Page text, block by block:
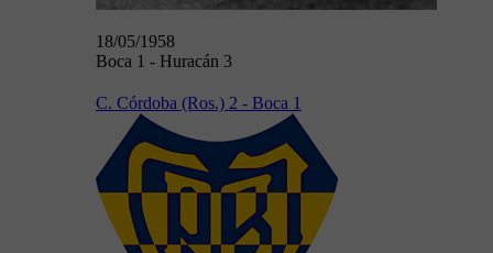
18/05/1958
Boca 1 - Huracán 3
C. Córdoba (Ros.) 2 - Boca 1